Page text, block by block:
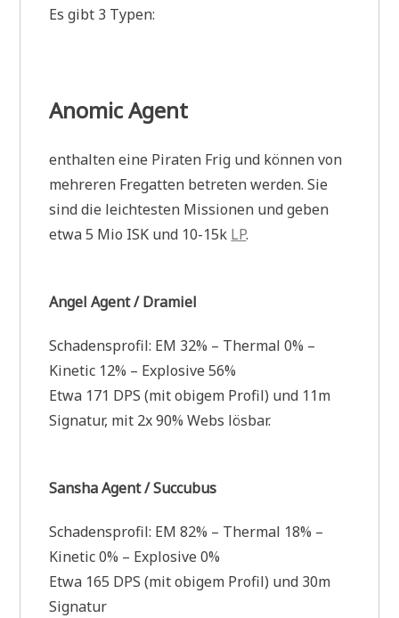
Es gibt 3 Typen:
Anomic Agent
enthalten eine Piraten Frig und können von
mehreren Fregatten betreten werden. Sie
sind die leichtesten Missionen und geben
etwa 5 Mio ISK und 10-15k LP.
Angel Agent / Dramiel
Schadensprofil: EM 32% – Thermal 0% –
Kinetic 12% – Explosive 56%
Etwa 171 DPS (mit obigem Profil) und 11m
Signatur, mit 2x 90% Webs lösbar.
Sansha Agent / Succubus
Schadensprofil: EM 82% – Thermal 18% –
Kinetic 0% – Explosive 0%
Etwa 165 DPS (mit obigem Profil) und 30m
Signatur